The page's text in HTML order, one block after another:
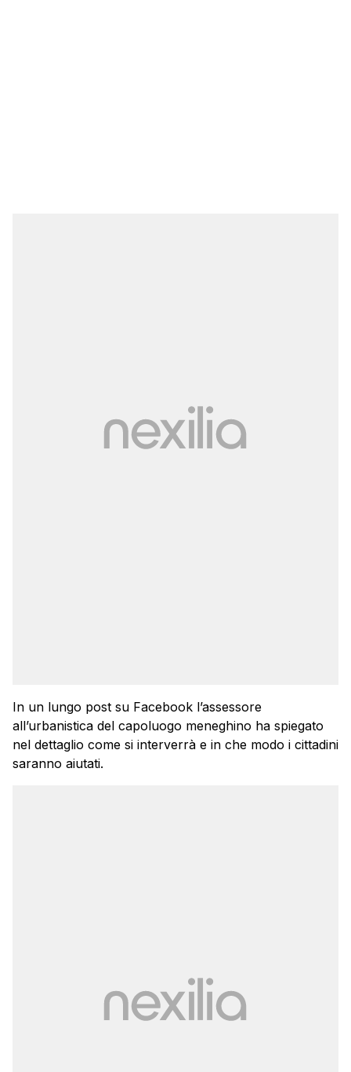
In un lungo post su Facebook l’assessore
all’urbanistica del capoluogo meneghino ha spiegato
nel dettaglio come si interverrà e in che modo i cittadini
saranno aiutati.